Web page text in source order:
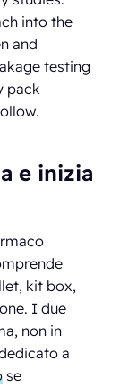
into the
and
testing
pack
e inizia
kit box,
I due
non in
a
se